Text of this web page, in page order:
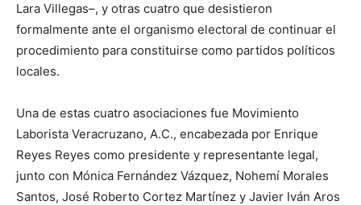
Lara Villegas–, y otras cuatro que desistieron
formalmente ante el organismo electoral de continuar el
procedimiento para constituirse como partidos políticos
locales.
Una de estas cuatro asociaciones fue Movimiento
Laborista Veracruzano, A.C., encabezada por Enrique
Reyes Reyes como presidente y representante legal,
junto con Mónica Fernández Vázquez, Nohemí Morales
Santos, José Roberto Cortez Martínez y Javier Iván Aros